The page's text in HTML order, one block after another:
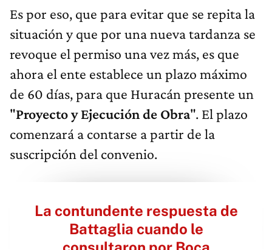
Es por eso, que para evitar que se repita la
situación y que por una nueva tardanza se
revoque el permiso una vez más, es que
ahora el ente establece un plazo máximo
de 60 días, para que Huracán presente un
"Proyecto y Ejecución de Obra". El plazo
comenzará a contarse a partir de la
suscripción del convenio.
La contundente respuesta de
Battaglia cuando le